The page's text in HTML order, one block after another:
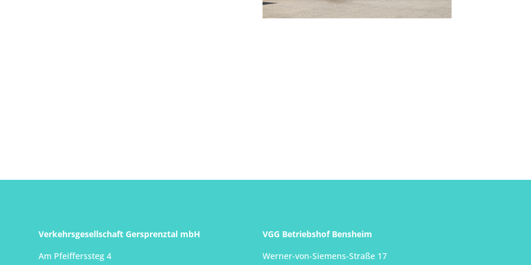
Verkehrsgesellschaft Gersprenztal mbH
Am Pfeifferssteg 4
VGG Betriebshof Bensheim
Werner-von-Siemens-Straße 17